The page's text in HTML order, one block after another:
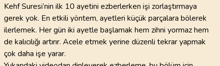
Kehf Suresi’nin ilk 10 ayetini ezberlerken işi zorlaştırmaya
gerek yok. En etkili yöntem, ayetleri küçük parçalara bölerek
ilerlemek. Her gün iki ayetle başlamak hem zihni yormaz hem
de kalıcılığı artırır. Acele etmek yerine düzenli tekrar yapmak
çok daha işe yarar.